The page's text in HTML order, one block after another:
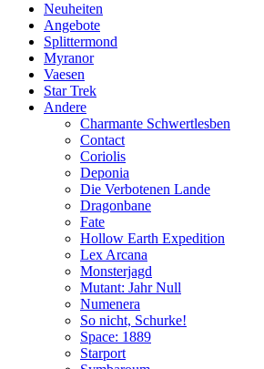
Neuheiten
Angebote
Splittermond
Myranor
Vaesen
Star Trek
Andere
Charmante Schwertlesben
Contact
Coriolis
Deponia
Die Verbotenen Lande
Dragonbane
Fate
Hollow Earth Expedition
Lex Arcana
Monsterjagd
Mutant: Jahr Null
Numenera
So nicht, Schurke!
Space: 1889
Starport